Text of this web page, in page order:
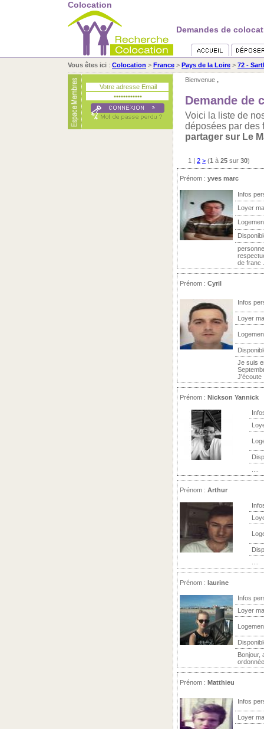
Colocation
Demandes de
Vous êtes ici : Colocation > France > Pays de la Loire > 72 -
Bienvenue ,
Demande de
Voici la liste de
déposées par des
partager sur Le
1 | 2 > (1 à 25 sur 30)
Prénom : yves marc
Infos
Loyer
de franc
Prénom : Cyril
Infos
Loyer
Je suis
J'écoute
Prénom : Nickson Yannick
Prénom : Arthur
Prénom : laurine
Infos
Loyer
Bonjour,
Prénom : Matthieu
Infos
Loyer